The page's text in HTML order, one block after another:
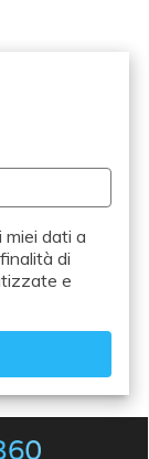
miei dati a
di
e